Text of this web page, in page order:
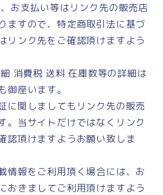
お支払い等はリンク先の販売店
ますので、特定商取引法に基づ
リンク先をご確認頂けますよう
消費税 送料 在庫数等の詳細は
御座います。
に関しましてもリンク先の販売
。当サイトだけではなくリンク
認頂けますようお願い致しま
情報をご利用頂く場合には、お
おきましてご利用頂けますよう